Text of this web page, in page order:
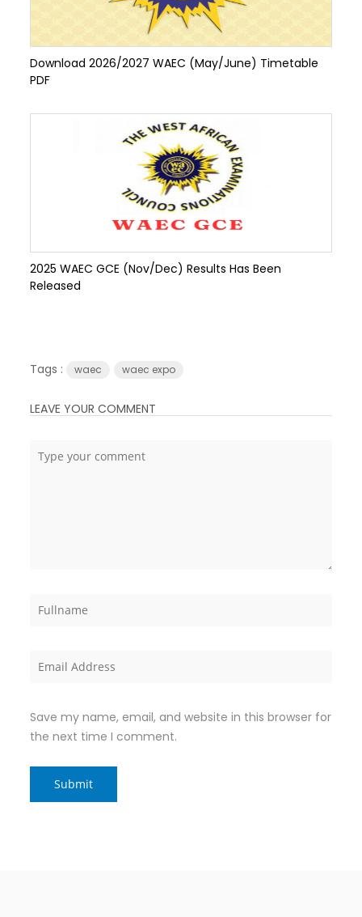
Download 2026/2027 WAEC (May/June) Timetable
PDF
2025 WAEC GCE (Nov/Dec) Results Has Been
Released
Tags : waec waec expo
LEAVE YOUR COMMENT
Save my name, email, and website in this browser for
the next time I comment.